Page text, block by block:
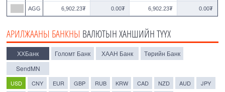
AGG 6,902.23₮ 0.00₮ 6,902.23₮ 0.00₮
АРИЛЖААНЫ БАНКНЫ ВАЛЮТЫН ХАНШИЙН ТҮҮХ
ХХБанк Голомт Банк ХААН Банк
Төрийн Банк
SendMN
USD CNY EUR GBP RUB KRW CAD NZD AUD JPY